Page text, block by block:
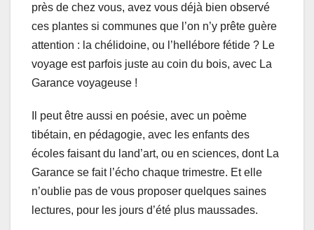
près de chez vous, avez vous déjà bien observé
ces plantes si communes que l’on n’y prête guère
attention : la chélidoine, ou l’hellébore fétide ? Le
voyage est parfois juste au coin du bois, avec La
Garance voyageuse !
Il peut être aussi en poésie, avec un poème
tibétain, en pédagogie, avec les enfants des
écoles faisant du land’art, ou en sciences, dont La
Garance se fait l’écho chaque trimestre. Et elle
n’oublie pas de vous proposer quelques saines
lectures, pour les jours d’été plus maussades.